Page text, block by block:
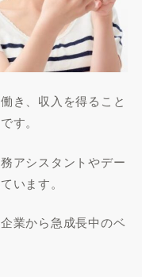
き、収入を得ること
す。
アシスタントやデー
います。
業から急成長中のベ